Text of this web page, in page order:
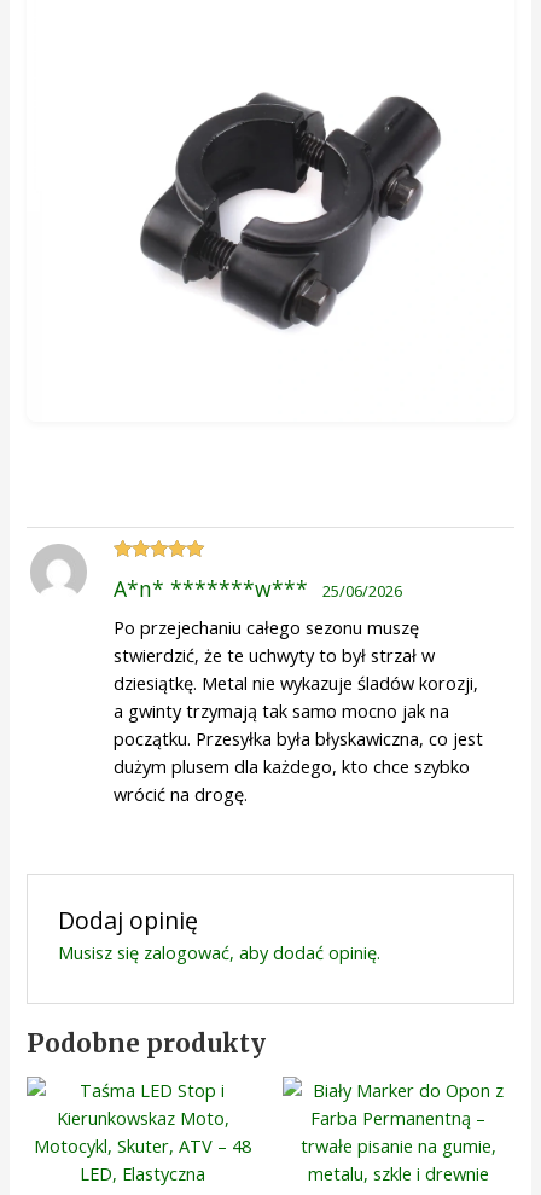
na 5
A*n* *******w*** 25/06/2026
Po przejechaniu całego sezonu muszę
stwierdzić, że te uchwyty to był strzał w
dziesiątkę. Metal nie wykazuje śladów korozji,
a gwinty trzymają tak samo mocno jak na
początku. Przesyłka była błyskawiczna, co jest
dużym plusem dla każdego, kto chce szybko
wrócić na drogę.
Dodaj opinię
Musisz się zalogować, aby dodać opinię.
Podobne produkty